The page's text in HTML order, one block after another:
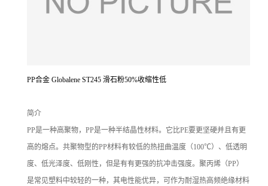
PP合金 Globalene ST245 滑石粉50%收缩性低
简介
PP是一种高聚物，PP是一种半结晶性材料。它比PE要更坚硬并且有更
高的熔点。共聚物型的PP材料有较低的热扭曲温度（100℃）、低透明
度、低光泽度、低刚性，但是有有更强的抗冲击强度。聚丙烯（PP）
是常见塑料中较轻的一种，其电性能优异，可作为耐湿热高频绝缘材料